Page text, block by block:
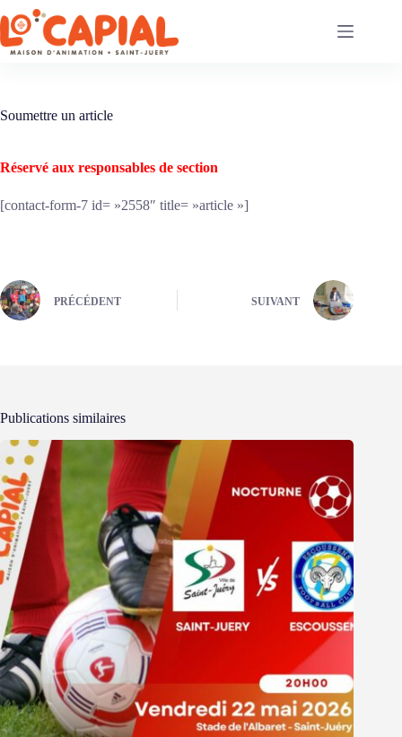
Passer
au
contenu
Soumettre un article
Réservé aux responsables de section
[contact-form-7 id= »2558″ title= »article »]
PRÉCÉDENT SUIVANT
Publications similaires